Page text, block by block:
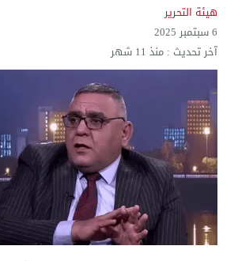
هيئة التحرير
6 سبتمبر 2025
آخر تحديث :منذ 11 شهر